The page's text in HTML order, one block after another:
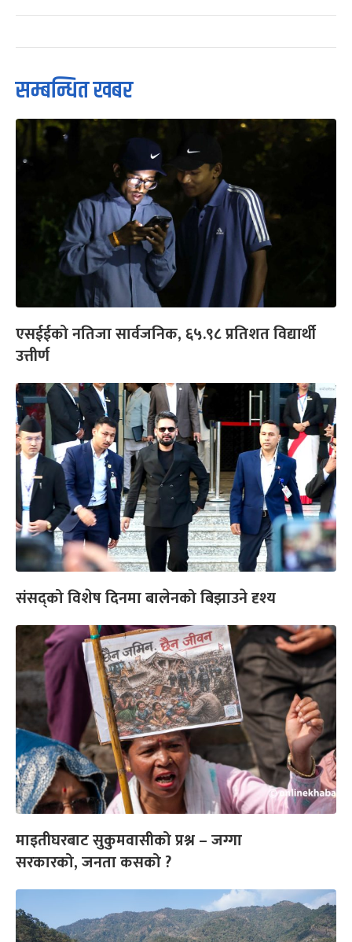
सम्बन्धित खबर
एसईईको नतिजा सार्वजनिक, ६५.९८ प्रतिशत विद्यार्थी
उत्तीर्ण
संसद्को विशेष दिनमा बालेनको बिझाउने दृश्य
माइतीघरबाट सुकुमवासीको प्रश्न – जग्गा
सरकारको, जनता कसको ?